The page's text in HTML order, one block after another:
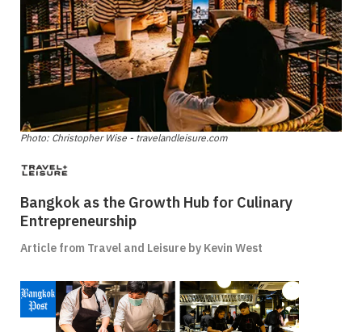
Photo: Christopher Wise - travelandleisure.com
Bangkok as the Growth Hub for Culinary
Entrepreneurship
Article from Travel and Leisure by Kevin West